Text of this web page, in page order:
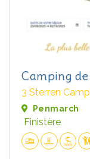
Camping
3 Sterren
Penmarch
Finistère